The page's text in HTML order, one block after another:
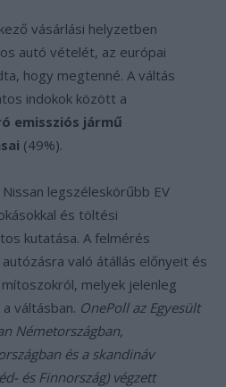
vásárlási helyzetben
autó vételét, az európai
hogy megtenné. A váltás
indokok között a
emissziós jármű
(49%).
legszéleskörűbb EV
és töltési
kutatása. A felmérés
való átállás előnyeit és
melyek jelenleg
váltásban. OnePoll az Egyesült
Németországban,
és a skandináv
és Finnország) végzett